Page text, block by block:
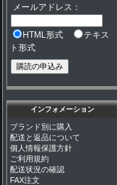
メールアドレス：
HTML形式
テキス
ト形式
インフォメーション
ブランド別に購入
配送と返品について
個人情報保護方針
ご利用規約
配送状況の確認
FAX注文